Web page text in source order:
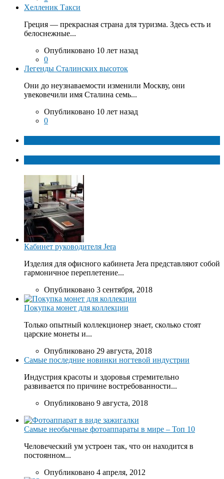
Хелленик Такси
Греция — прекрасная страна для туризма. Здесь есть и
белоснежные...
Опубликовано 10 лет назад
0
Легенды Сталинских высоток
Они до неузнаваемости изменили Москву, они
увековечили имя Сталина семь...
Опубликовано 10 лет назад
0
Кабинет руководителя Jera
Изделия для офисного кабинета Jera представляют собой
гармоничное переплетение...
Опубликовано 3 сентября, 2018
Покупка монет для коллекции
Только опытный коллекционер знает, сколько стоят
царские монеты и...
Опубликовано 29 августа, 2018
Самые последние новинки ногтевой индустрии
Индустрия красоты и здоровья стремительно
развивается по причине востребованности...
Опубликовано 9 августа, 2018
Самые необычные фотоаппараты в мире – Топ 10
Человеческий ум устроен так, что он находится в
постоянном...
Опубликовано 4 апреля, 2012